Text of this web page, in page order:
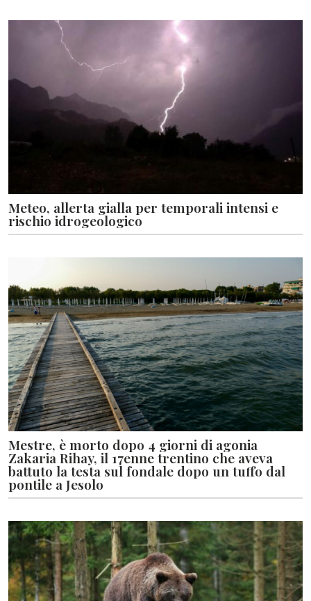
Meteo, allerta gialla per temporali intensi e
rischio idrogeologico
Mestre, è morto dopo 4 giorni di agonia
Zakaria Rihay, il 17enne trentino che aveva
battuto la testa sul fondale dopo un tuffo dal
pontile a Jesolo